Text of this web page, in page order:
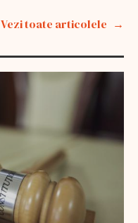
Vezi toate articolele